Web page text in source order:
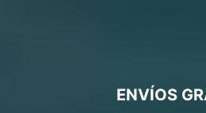
ENVÍOS